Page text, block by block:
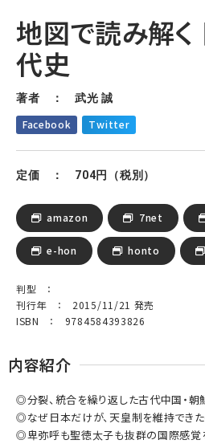
地図で読み解
代史
著者 ： 武光 誠
Facebook Twitter
定価 ： 704円（税別）
amazon 7net
e-hon honto
判型 ：
刊行年 ： 2015/11/21 発売
ISBN ： 9784584393826
内容紹介
◎分裂、統合を繰り返した古代中国・朝
◎なぜ日本だけが、天皇制を維持でき
◎卑弥呼も聖徳太子も抜群の国際感覚